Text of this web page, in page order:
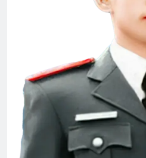
Vietnam War
2 Years Ago
Cựu SVSQ
3 Years Ago
Ủy viên Xã